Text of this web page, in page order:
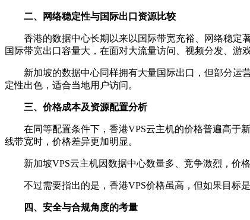
二、网络稳定性与国际出口资源比较
香港的数据中心长期以来以国际带宽充裕、网络稳定著
国际带宽出口容量大，在面对大流量访问、视频分发、游
新加坡的数据中心同样拥有大量国际出口，但部分运营
定性出色，适合当地用户访问。
三、价格成本及资源配置分析
在同等配置条件下，香港VPS云主机的价格普遍高于新
线带宽时，价格差异更加明显。
新加坡VPS云主机因数据中心数量多、竞争激烈，价格
不过需要指出的是，香港VPS价格虽高，但如果目标是
四、安全与合规角度的考量